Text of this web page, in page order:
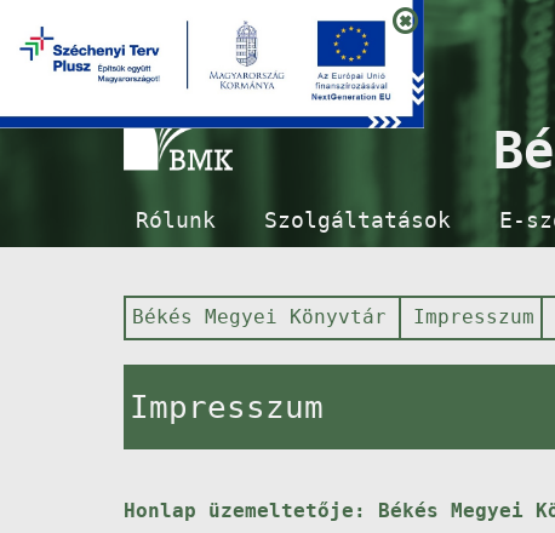
Rólunk Szolgáltatások E-
Békés Megyei Könyvtár Impresszum
Impresszum
Honlap üzemeltetője: Békés Megyei